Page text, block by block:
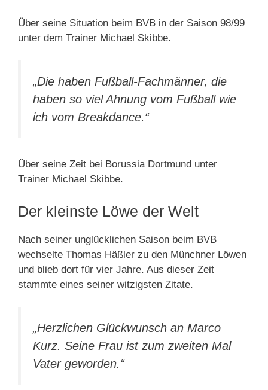
Über seine Situation beim BVB in der Saison 98/99
unter dem Trainer Michael Skibbe.
„Die haben Fußball-Fachmänner, die
haben so viel Ahnung vom Fußball wie
ich vom Breakdance.“
Über seine Zeit bei Borussia Dortmund unter
Trainer Michael Skibbe.
Der kleinste Löwe der Welt
Nach seiner unglücklichen Saison beim BVB
wechselte Thomas Häßler zu den Münchner Löwen
und blieb dort für vier Jahre. Aus dieser Zeit
stammte eines seiner witzigsten Zitate.
„Herzlichen Glückwunsch an Marco
Kurz. Seine Frau ist zum zweiten Mal
Vater geworden.“